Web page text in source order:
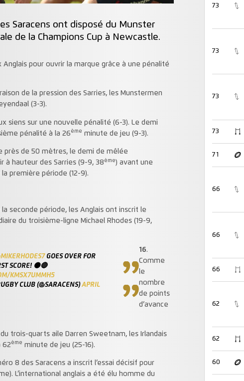
Saracens ont disposé du Munster
de la Champions Cup à Newcastle.
Anglais pour ouvrir la marque grâce à une pénalité
de la pression des Sarries, les Munstermen
(3-3).
siens sur une nouvelle pénalité (6-3). Le demi
pénalité à la 26ème minute de jeu (9-3).
près de 50 mètres, le demi de mêlée
à hauteur des Sarries (9-9, 38ème) avant une
première période (12-9).
la seconde période, les Anglais ont inscrit le
du troisième-ligne Michael Rhodes (19-9,
GOES OVER FOR
SCORE! ⚫🔴
KMSX7UMMH5
CLUB (@SARACENS)APRIL
16.
Comme
le
nombre
de points
d’avance
trois-quarts aile Darren Sweetnam, les Irlandais
62ème minute de jeu (25-16).
8 des Saracens a inscrit l’essai décisif pour
L’international anglais a été élu homme du
73
73
73
73
71
66
66
66
62
62
60